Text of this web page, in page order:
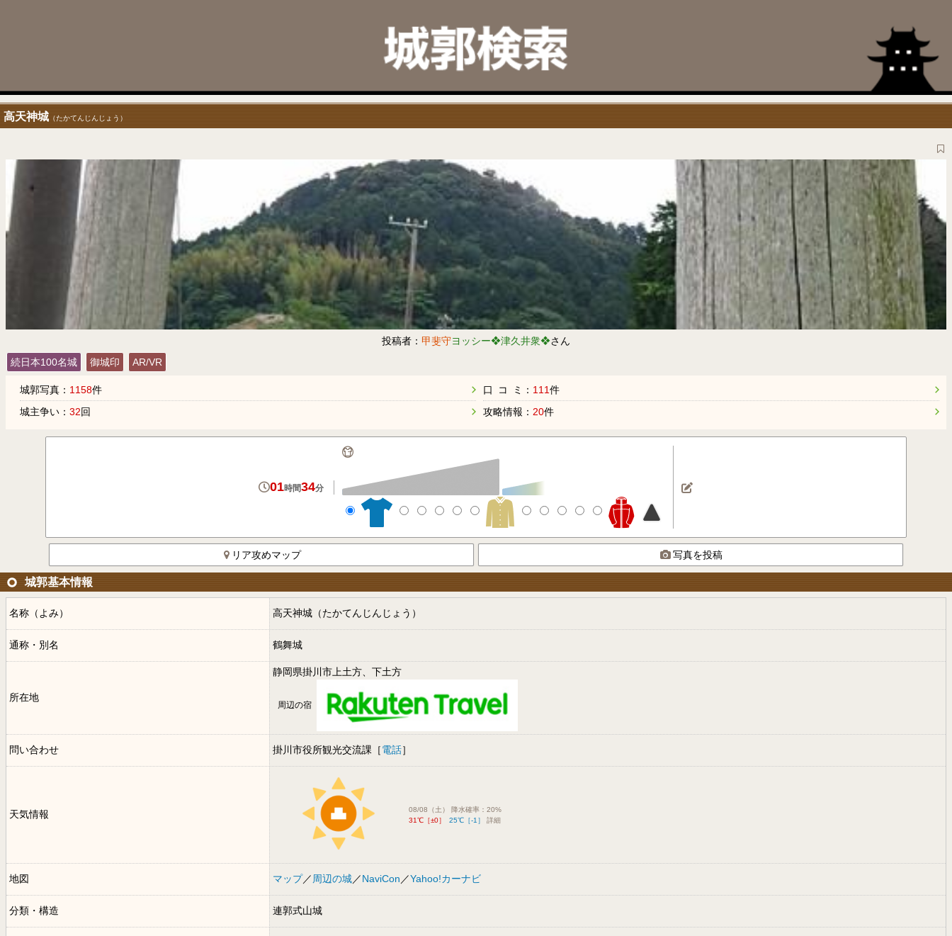
高天神城 （たかてんじんじょう）
投稿者： 甲斐守ヨッシー❖津久井衆❖さん
続日本100名城
御城印 AR/VR
城郭写真： 1158件
城主争い： 32回
口 コ ミ： 111件
攻略情報： 20件
01時間34分
リア攻めマップ 写真を投稿
城郭基本情報
名称（よみ） 高天神城（たかてんじんじょう）
通称・別名 鶴舞城
所在地
静岡県掛川市上土方、下土方
周辺の宿
問い合わせ 掛川市役所観光交流課［電話］
天気情報
08/08（土） 降水確率：20%
31℃［±0］
25℃［-1］ 詳細
地図 マップ／周辺の城／NaviCon／Yahoo!カーナビ
分類・構造 連郭式山城